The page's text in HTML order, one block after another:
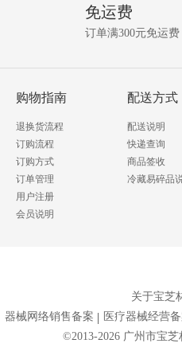
我要提问
免运费
订单满300元免运费
购物指南
退换货流程
订购流程
订购方式
订单管理
用户注册
会员说明
配送方式
配送说明
快递查询
商品签收
冷藏易碎品
关于宝芝
器械网络销售备案
医疗器械经营
©2013-2026广州市宝芝